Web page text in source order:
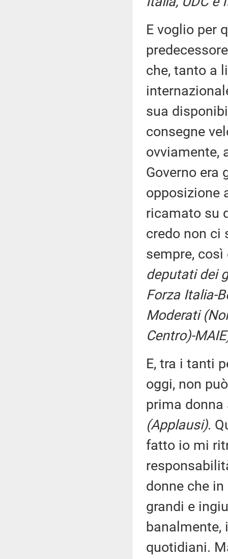
E voglio per
che, tanto a
sua
consegne
ovviamente,
Governo era
opposizione
ricamato su
credo non ci
sempre,
deputati dei
Forza Italia-
Moderati
Centro)-
E, tra i tanti
oggi, non
prima donna
(Applausi).
fatto io mi
donne che
grandi e
banalmente,
quotidiani.